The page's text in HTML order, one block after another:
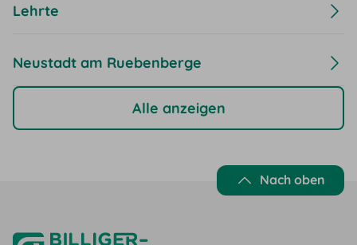
Lehrte
Neustadt am Ruebenberge
Alle anzeigen
Nach oben